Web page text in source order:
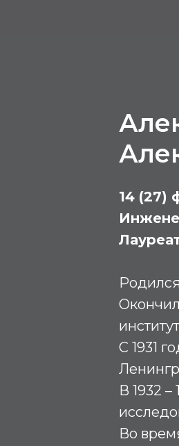
14 (27)
институт
С 1931
В 1932 –
Во